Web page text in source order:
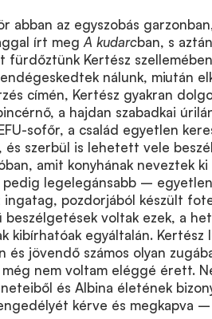
abban az egyszobás
írt meg A kudarcban, s
fürdőztünk Kertész
nálunk, miután
címén, Kertész gyakran
a hajdan szabadkai
sofőr, a család egyetlen
szerbül is lehetett vele
amit konyhának neveztek
legelegánsabb –
pozdorjából készült
beszélgetések voltak ezek, a
kibírhatóak egyáltalán. Kertész
és jövendő számos olyan
nem voltam eléggé érett.
és Albina életének
kérve és megkapva